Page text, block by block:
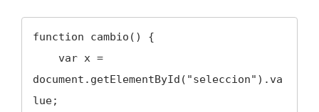
function cambio() {
document.getElementById("seleccion").va
lue;